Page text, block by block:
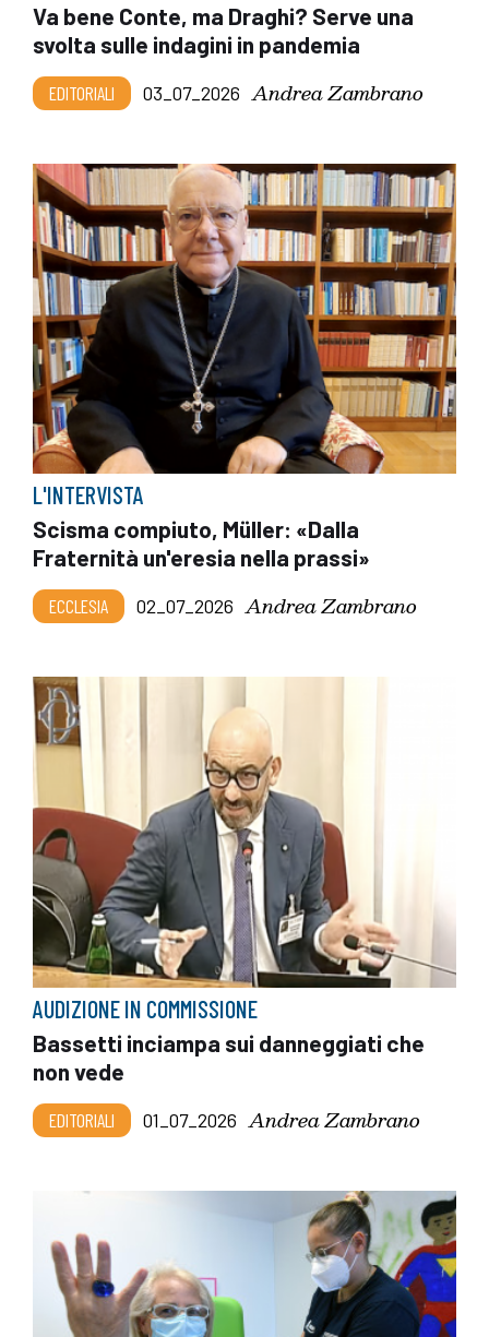
Va bene Conte, ma Draghi? Serve una
svolta sulle indagini in pandemia
EDITORIALI 03_07_2026 Andrea Zambrano
L'INTERVISTA
Scisma compiuto, Müller: «Dalla
Fraternità un'eresia nella prassi»
ECCLESIA 02_07_2026 Andrea Zambrano
AUDIZIONE IN COMMISSIONE
Bassetti inciampa sui danneggiati che
non vede
EDITORIALI 01_07_2026 Andrea Zambrano